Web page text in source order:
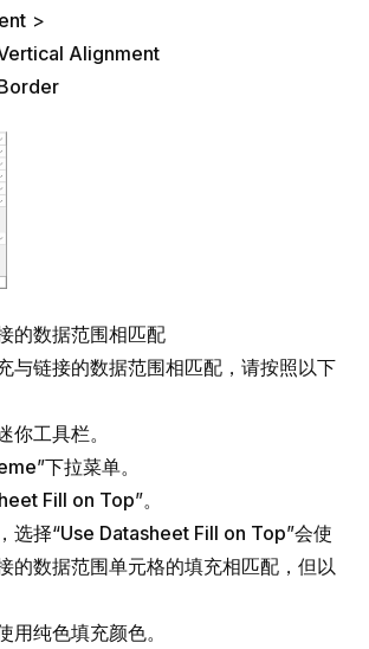
>
Alignment
的数据范围相匹配
与链接的数据范围相匹配，请按照以下
你工具栏。
”下拉菜单。
Fill on Top”。
选择“Use Datasheet Fill on Top”会使
的数据范围单元格的填充相匹配，但以
用纯色填充颜色。